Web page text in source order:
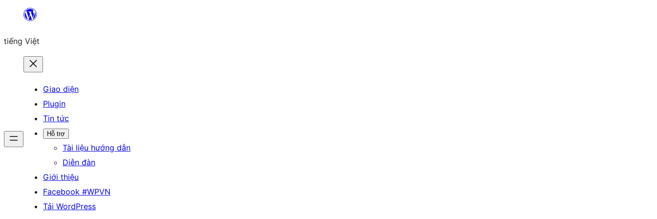
Chuyển
phần
tiếng Việt
Giao diện
Plugin
Tin tức
Hỗ trợ
Tài liệu hướng dẫn
Diễn đàn
Giới thiệu
Facebook #WPVN
Tải WordPress